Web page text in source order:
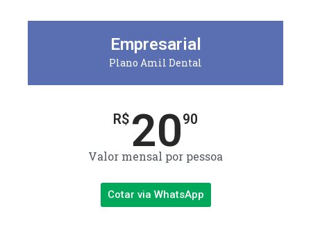
Empresarial
Plano Amil Dental
R$ 2090
Valor mensal por pessoa
Cotar via WhatsApp